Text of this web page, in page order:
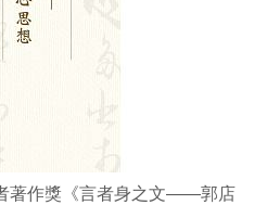
著作獎《言者身之文——郭店